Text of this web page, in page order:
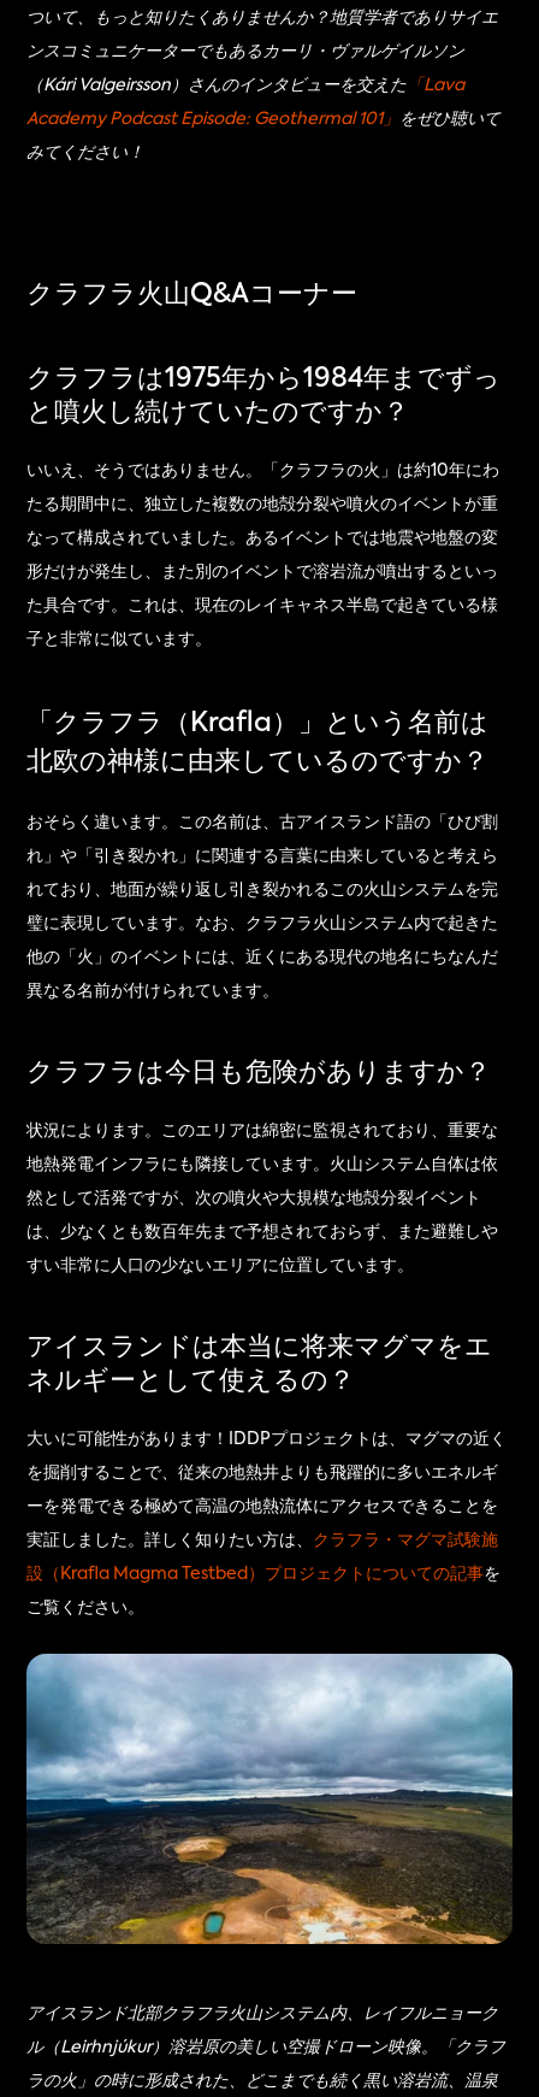
ついて、もっと知りたくありませんか？地質学者でありサイエ
ンスコミュニケーターでもあるカーリ・ヴァルゲイルソン
（Kári Valgeirsson）さんのインタビューを交えた 「Lava
Academy Podcast Episode: Geothermal 101」
をぜひ聴いて
みてください！
クラフラ火山Q&Aコーナー
クラフラは1975年から1984年までずっ
と噴火し続けていたのですか？
いいえ、そうではありません。「クラフラの火」は約10年にわ
たる期間中に、独立した複数の地殻分裂や噴火のイベントが重
なって構成されていました。あるイベントでは地震や地盤の変
形だけが発生し、また別のイベントで溶岩流が噴出するといっ
た具合です。これは、現在のレイキャネス半島で起きている様
子と非常に似ています。
「クラフラ（Krafla）」という名前は
北欧の神様に由来しているのですか？
おそらく違います。この名前は、古アイスランド語の「ひび割
れ」や「引き裂かれ」に関連する言葉に由来していると考えら
れており、地面が繰り返し引き裂かれるこの火山システムを完
璧に表現しています。なお、クラフラ火山システム内で起きた
他の「火」のイベントには、近くにある現代の地名にちなんだ
異なる名前が付けられています。
クラフラは今日も危険がありますか？
状況によります。このエリアは綿密に監視されており、重要な
地熱発電インフラにも隣接しています。火山システム自体は依
然として活発ですが、次の噴火や大規模な地殻分裂イベント
は、少なくとも数百年先まで予想されておらず、また避難しや
すい非常に人口の少ないエリアに位置しています。
アイスランドは本当に将来マグマをエ
ネルギーとして使えるの？
大いに可能性があります！IDDPプロジェクトは、マグマの近く
を掘削することで、従来の地熱井よりも飛躍的に多いエネルギ
ーを発電できる極めて高温の地熱流体にアクセスできることを
実証しました。詳しく知りたい方は、 クラフラ・マグマ試験施
設（Krafla Magma Testbed）プロジェクトについての記事を
ご覧ください。
アイスランド北部クラフラ火山システム内、レイフルニョーク
ル（Leirhnjúkur）溶岩原の美しい空撮ドローン映像。「クラフ
ラの火」の時に形成された、どこまでも続く黒い溶岩流、温泉